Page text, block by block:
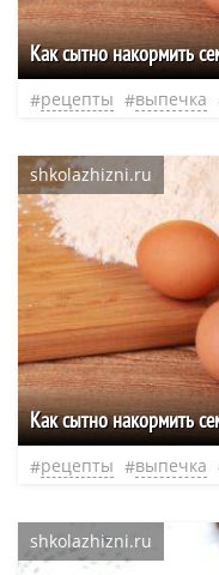
Как сытно накормить
рецепты выпечка
shkolazhizni.ru
Как сытно накормить
рецепты выпечка
shkolazhizni.ru